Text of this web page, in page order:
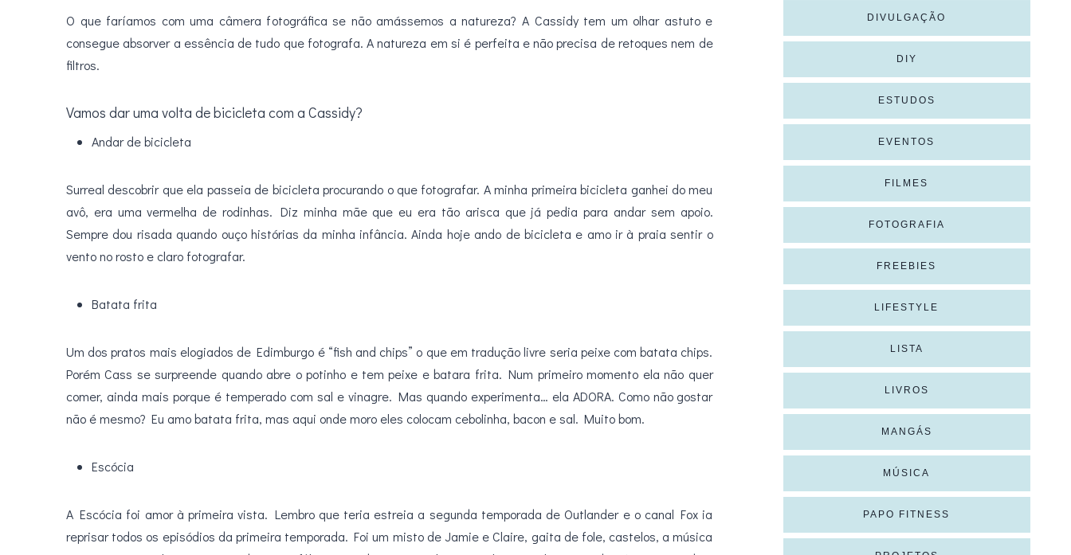
O que faríamos com uma câmera fotográfica se não amássemos a natureza? A Cassidy tem um olhar astuto e
consegue absorver a essência de tudo que fotografa. A natureza em si é perfeita e não precisa de retoques nem de
filtros.
Vamos dar uma volta de bicicleta com a Cassidy?
Andar de bicicleta
Surreal descobrir que ela passeia de bicicleta procurando o que fotografar. A minha primeira bicicleta ganhei do meu
avô, era uma vermelha de rodinhas. Diz minha mãe que eu era tão arisca que já pedia para andar sem apoio.
Sempre dou risada quando ouço histórias da minha infância. Ainda hoje ando de bicicleta e amo ir à praia sentir o
vento no rosto e claro fotografar.
Batata frita
Um dos pratos mais elogiados de Edimburgo é “fish and chips” o que em tradução livre seria peixe com batata chips.
Porém Cass se surpreende quando abre o potinho e tem peixe e batara frita. Num primeiro momento ela não quer
comer, ainda mais porque é temperado com sal e vinagre. Mas quando experimenta… ela ADORA. Como não gostar
não é mesmo? Eu amo batata frita, mas aqui onde moro eles colocam cebolinha, bacon e sal. Muito bom.
Escócia
A Escócia foi amor à primeira vista. Lembro que teria estreia a segunda temporada de Outlander e o canal Fox ia
reprisar todos os episódios da primeira temporada. Foi um misto de Jamie e Claire, gaita de fole, castelos, a música
DIVULGAÇÃO
DIY
ESTUDOS
EVENTOS
FILMES
FOTOGRAFIA
FREEBIES
LIFESTYLE
LISTA
LIVROS
MANGÁS
MÚSICA
PAPO FITNESS